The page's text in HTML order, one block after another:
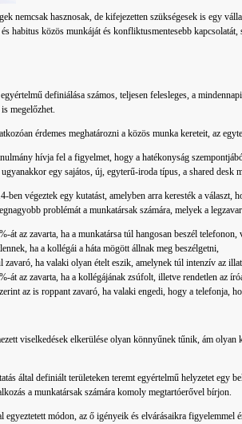
nemcsak hasznosak, de kifejezetten szükségesek is egy
habitus közös munkáját és konfliktusmentesebb kapcsolatát,
definiálása számos, teljesen felesleges, a
megelőzhet.
érdemes meghatározni a közös munka kereteit, az
hívja fel a figyelmet, hogy a hatékonyság
egy sajátos, új, egyterű-iroda típus, a shared desk
végeztek egy kutatást, amelyben arra keresték a választ,
problémát a munkatársak számára, melyek a
át az zavarta, ha a munkatársa túl hangosan beszél
ha a kollégái a háta mögött állnak meg beszélgetni,
zavaró, ha valaki olyan ételt eszik, amelynek túl intenzív az
át az zavarta, ha a kollégájának zsúfolt, illetve rendetlen az
az is roppant zavaró, ha valaki engedi, hogy a telefonja,
viselkedések elkerülése olyan könnyűnek tűnik, ám
által definiált területeken teremt egyértelmű helyzetet egy
a munkatársak számára komoly megtartóerővel bírjon.
egyeztetett módon, az ő igényeik és elvárásaikra figyelemmel